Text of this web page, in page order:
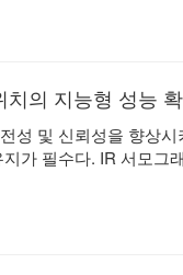
의 지능형 성능
성 및 신뢰성을 향상
가 필수다. IR 서모그